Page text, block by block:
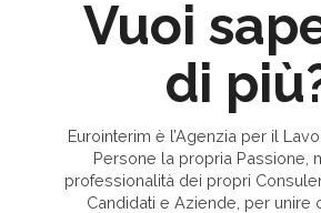
Vuoi
di
Eurointerim è l’Agenzia per il
Persone la propria Passione,
professionalità dei propri
Candidati e Aziende, per unire